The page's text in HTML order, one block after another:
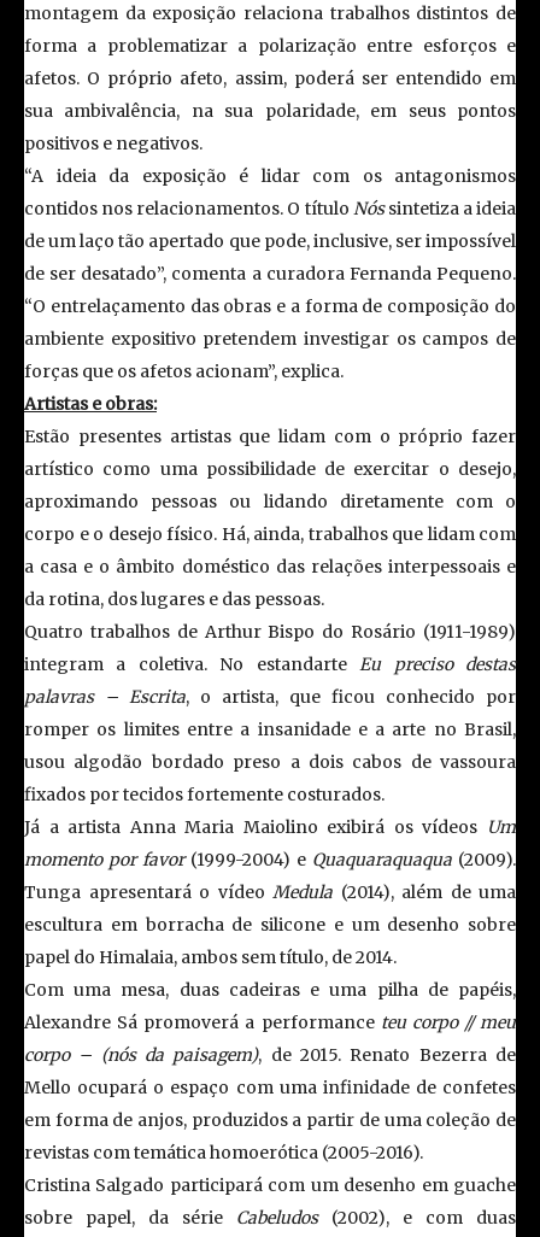
montagem da exposição relaciona trabalhos distintos de
forma a problematizar a polarização entre esforços e
afetos. O próprio afeto, assim, poderá ser entendido em
sua ambivalência, na sua polaridade, em seus pontos
positivos e negativos.
“A ideia da exposição é lidar com os antagonismos
contidos nos relacionamentos. O título Nóssintetiza a ideia
de um laço tão apertado que pode, inclusive, ser impossível
de ser desatado”, comenta a curadora Fernanda Pequeno.
“O entrelaçamento das obras e a forma de composição do
ambiente expositivo pretendem investigar os campos de
forças que os afetos acionam”, explica.
Artistas e obras:
Estão presentes artistas que lidam com o próprio fazer
artístico como uma possibilidade de exercitar o desejo,
aproximando pessoas ou lidando diretamente com o
corpo e o desejo físico. Há, ainda, trabalhos que lidam com
a casa e o âmbito doméstico das relações interpessoais e
da rotina, dos lugares e das pessoas.
Quatro trabalhos de Arthur Bispo do Rosário (1911-1989)
integram a coletiva. No estandarteEu preciso destas
palavras – Escrita, o artista, que ficou conhecido por
romper os limites entre a insanidade e a arte no Brasil,
usou algodão bordado preso a dois cabos de vassoura
fixados por tecidos fortemente costurados.
Já a artista Anna Maria Maiolino exibirá os vídeos Um
momento por favor(1999-2004) e Quaquaraquaqua (2009).
Tunga apresentará o vídeo Medula (2014), além de uma
escultura em borracha de silicone e um desenho sobre
papel do Himalaia, ambos sem título, de 2014.
Com uma mesa, duas cadeiras e uma pilha de papéis,
Alexandre Sá promoverá a performance teu corpo // meu
corpo – (nós da paisagem), de 2015. Renato Bezerra de
Mello ocupará o espaço com uma infinidade de confetes
em forma de anjos, produzidos a partir de uma coleção de
revistas com temática homoerótica (2005-2016).
Cristina Salgado participará com um desenho em guache
sobre papel, da série Cabeludos(2002), e com duas